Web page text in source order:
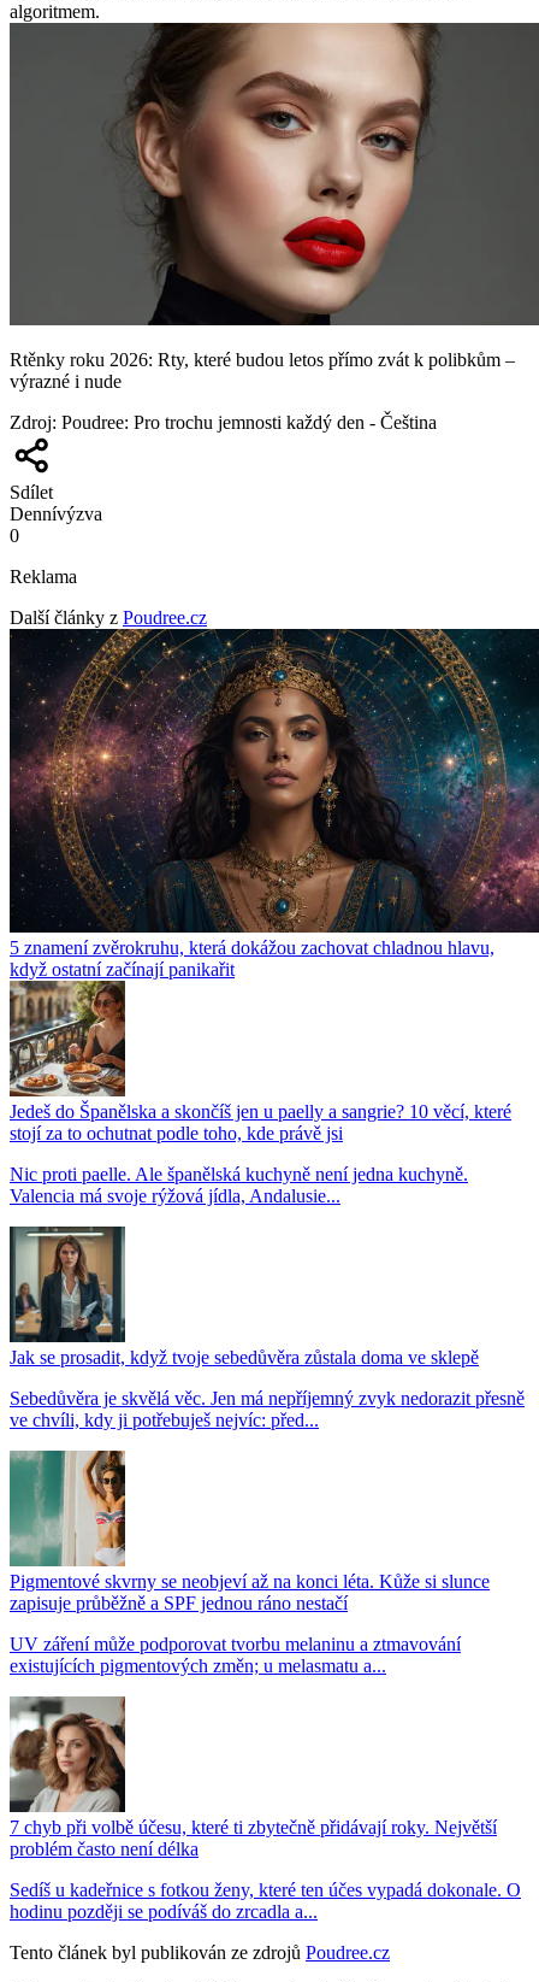
algoritmem.
Rtěnky roku 2026: Rty, které budou letos přímo zvát k polibkům –
výrazné i nude
Zdroj: Poudree: Pro trochu jemnosti každý den - Čeština
Sdílet
Dennívýzva
0
Reklama
Další články z Poudree.cz
5 znamení zvěrokruhu, která dokážou zachovat chladnou hlavu,
když ostatní začínají panikařit
Jedeš do Španělska a skončíš jen u paelly a sangrie? 10 věcí, které
stojí za to ochutnat podle toho, kde právě jsi
Nic proti paelle. Ale španělská kuchyně není jedna kuchyně.
Valencia má svoje rýžová jídla, Andalusie...
Jak se prosadit, když tvoje sebedůvěra zůstala doma ve sklepě
Sebedůvěra je skvělá věc. Jen má nepříjemný zvyk nedorazit přesně
ve chvíli, kdy ji potřebuješ nejvíc: před...
Pigmentové skvrny se neobjeví až na konci léta. Kůže si slunce
zapisuje průběžně a SPF jednou ráno nestačí
UV záření může podporovat tvorbu melaninu a ztmavování
existujících pigmentových změn; u melasmatu a...
7 chyb při volbě účesu, které ti zbytečně přidávají roky. Největší
problém často není délka
Sedíš u kadeřnice s fotkou ženy, které ten účes vypadá dokonale. O
hodinu později se podíváš do zrcadla a...
Tento článek byl publikován ze zdrojů Poudree.cz